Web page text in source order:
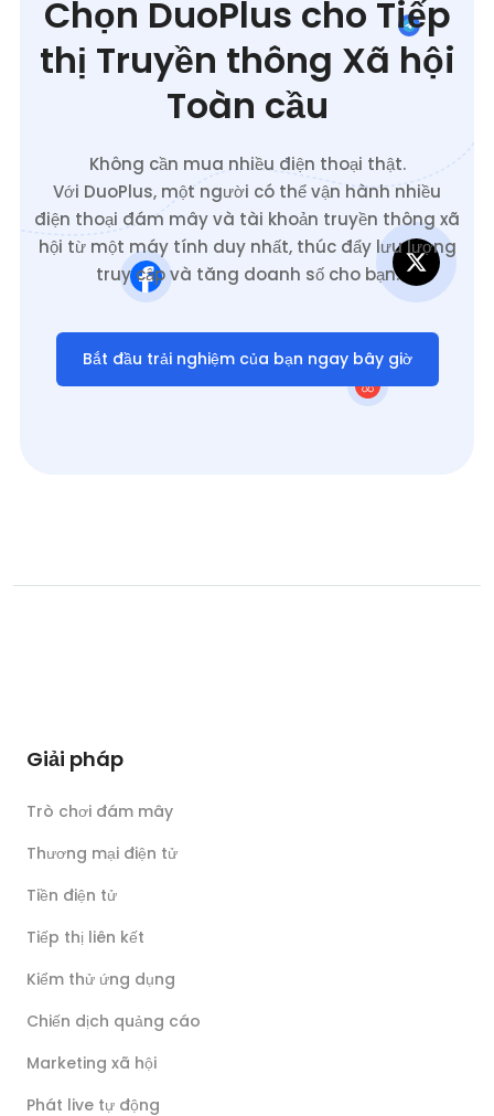
Chọn DuoPlus cho Tiếp
thị Truyền thông Xã hội
Toàn cầu
Không cần mua nhiều điện thoại thật.
Với DuoPlus, một người có thể vận hành nhiều
điện thoại đám mây và tài khoản truyền thông xã
hội từ một máy tính duy nhất, thúc đẩy lưu lượng
truy cập và tăng doanh số cho bạn.
Bắt đầu trải nghiệm của bạn ngay bây giờ
Giải pháp
Trò chơi đám mây
Thương mại điện tử
Tiền điện tử
Tiếp thị liên kết
Kiểm thử ứng dụng
Chiến dịch quảng cáo
Marketing xã hội
Phát live tự động